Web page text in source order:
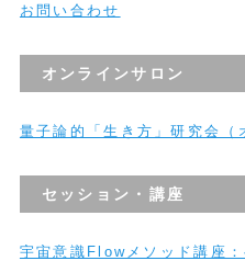
お問い合わせ
オンラインサロン
量子論的「生き方」研究会（
セッション・講座
宇宙意識Flowメソッド講座：